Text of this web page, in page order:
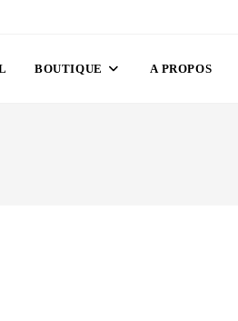
BOUTIQUE A PROPOS